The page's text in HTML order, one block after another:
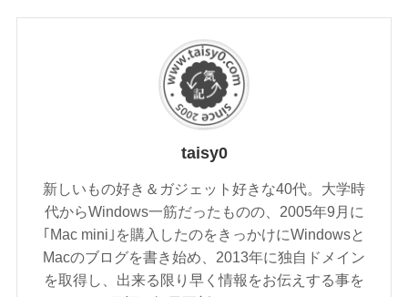
taisy0
新しいもの好き＆ガジェット好きな40代。大学時
代からWindows一筋だったものの、2005年9月に
｢Mac mini｣を購入したのをきっかけにWindowsと
Macのブログを書き始め、2013年に独自ドメイン
を取得し、出来る限り早く情報をお伝えする事を